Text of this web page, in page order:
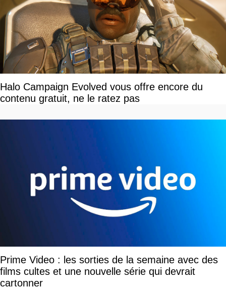
Halo Campaign Evolved vous offre encore du
contenu gratuit, ne le ratez pas
Prime Video : les sorties de la semaine avec des
films cultes et une nouvelle série qui devrait
cartonner